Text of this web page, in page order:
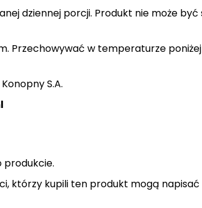
dziennej porcji. Produkt nie może
Przechowywać w temperaturze
S.A.
produkcie.
którzy kupili ten produkt mogą napisać